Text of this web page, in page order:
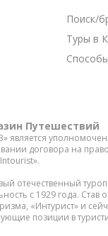
Поиск/
Туры в
Путешествий
является
договора на
отечественный
с 1929 года.
«Интурист» и
позиции в